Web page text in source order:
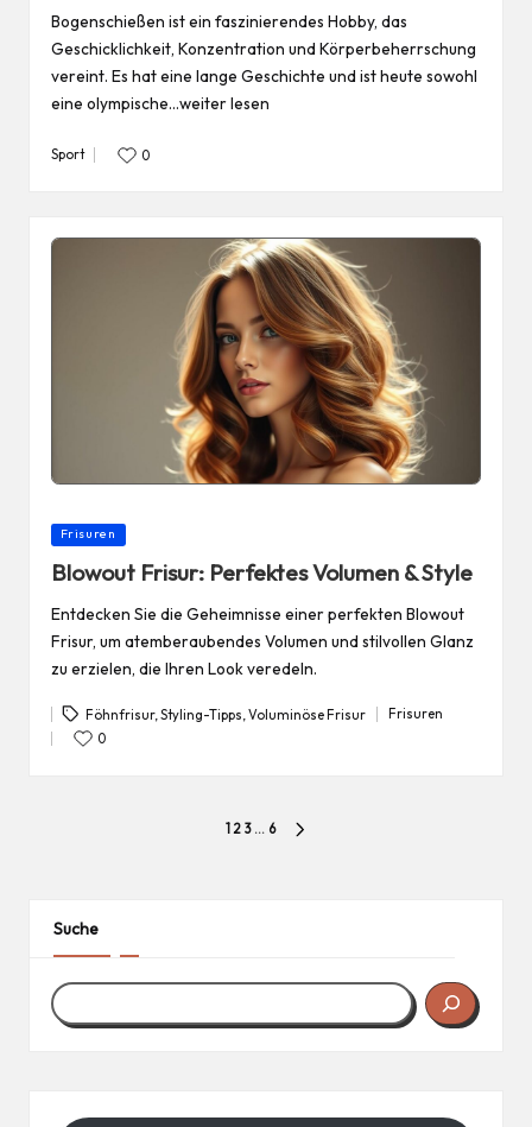
Bogenschießen ist ein faszinierendes Hobby, das
Geschicklichkeit, Konzentration und Körperbeherrschung
vereint. Es hat eine lange Geschichte und ist heute sowohl
eine olympische…weiter lesen
Posted
Sport 0
Posted
Frisuren
Blowout Frisur: Perfektes Volumen & Style
Entdecken Sie die Geheimnisse einer perfekten Blowout
Frisur, um atemberaubendes Volumen und stilvollen Glanz
zu erzielen, die Ihren Look veredeln.
Tags:
Föhnfrisur,Styling-Tipps,Voluminöse Frisur
Posted
Frisuren
0
Seitennummerierung
Beiträge
1 2 3 … 6
Suche